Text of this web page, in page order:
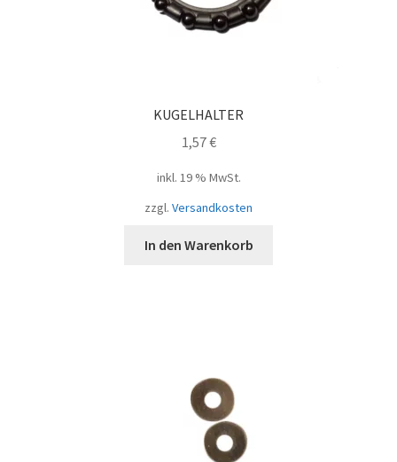
KUGELHALTER
1,57€
inkl. 19 % MwSt.
zzgl. Versandkosten
In den Warenkorb